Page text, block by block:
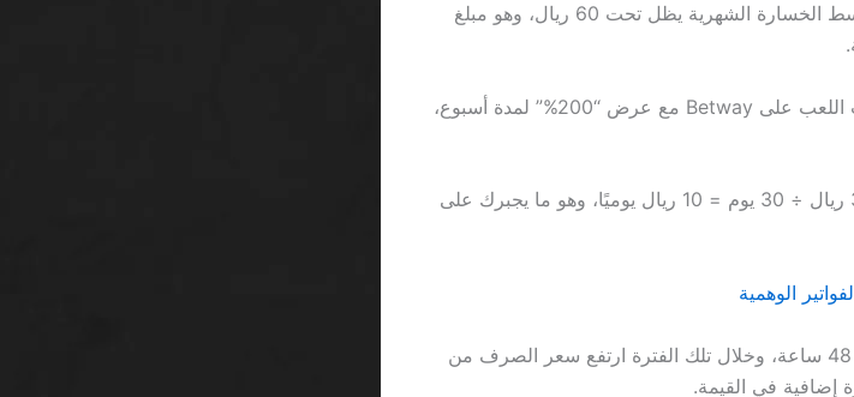
التطبيق العملي لهذه القواعد يُظهر أن متوسط الخسارة الشهرية يظل تحت 60 ريال، وهو مبلغ
وبالمقابل، إذا تجاهلت هذه القواعد وواصلت اللعب على Betway مع عرض “200%” لمدة أسبوع،
التحليل يتضمن حساب نسبة الخسارة: 300 ريال ÷ 30 يوم = 10 ريال يوميًا، وهو ما يجبرك على
أحد اللاعبين ذكر أن سحب أرباحه استغرق 48 ساعة، وخلال تلك الفترة ارتفع سعر الصرف من